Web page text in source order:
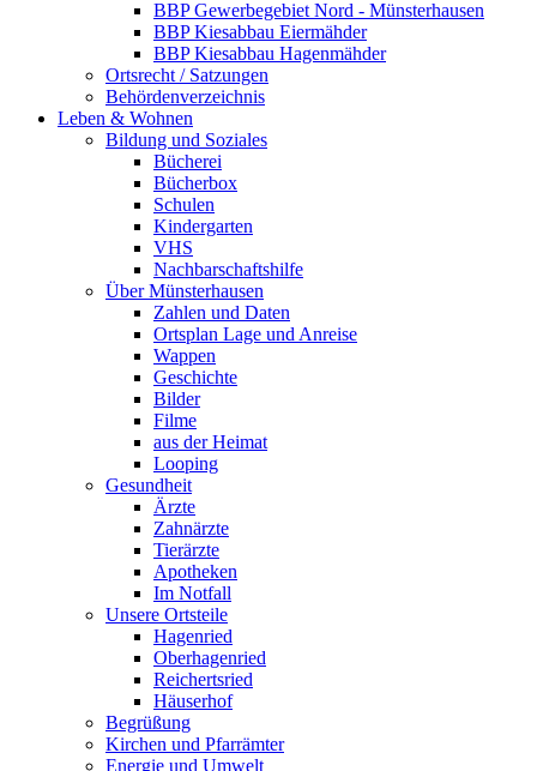
BBP Gewerbegebiet Nord - Münsterhausen
BBP Kiesabbau Eiermähder
BBP Kiesabbau Hagenmähder
Ortsrecht / Satzungen
Behördenverzeichnis
Leben & Wohnen
Bildung und Soziales
Bücherei
Bücherbox
Schulen
Kindergarten
VHS
Nachbarschaftshilfe
Über Münsterhausen
Zahlen und Daten
Ortsplan Lage und Anreise
Wappen
Geschichte
Bilder
Filme
aus der Heimat
Looping
Gesundheit
Ärzte
Zahnärzte
Tierärzte
Apotheken
Im Notfall
Unsere Ortsteile
Hagenried
Oberhagenried
Reichertsried
Häuserhof
Begrüßung
Kirchen und Pfarrämter
Energie und Umwelt